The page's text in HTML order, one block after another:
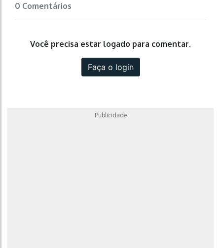
0 Comentários
Você precisa estar logado para comentar.
Faça o login
Publicidade